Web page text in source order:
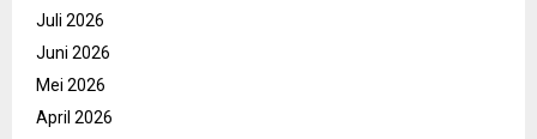
Juli 2026
Juni 2026
Mei 2026
April 2026